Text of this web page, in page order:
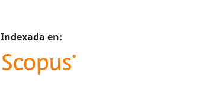
Indexada en: